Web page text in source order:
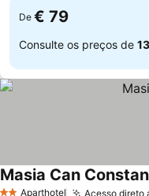
De € 79
Consulte os preços de
Aparthotel Acesso direto
Masia Can